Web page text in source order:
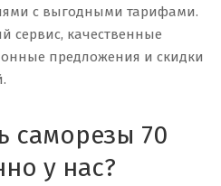
с выгодными тарифами.
сервис, качественные
предложения и скидки
саморезы 70
у нас?